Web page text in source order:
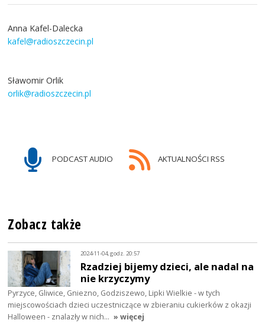
Anna Kafel-Dalecka
kafel@radioszczecin.pl
Sławomir Orlik
orlik@radioszczecin.pl
PODCAST AUDIO AKTUALNOŚCI RSS
Zobacz także
2024-11-04, godz. 20:57
Rzadziej bijemy dzieci, ale nadal na
nie krzyczymy
Pyrzyce, Gliwice, Gniezno, Godziszewo, Lipki Wielkie - w tych
miejscowościach dzieci uczestniczące w zbieraniu cukierków z okazji
Halloween - znalazły w nich… » więcej